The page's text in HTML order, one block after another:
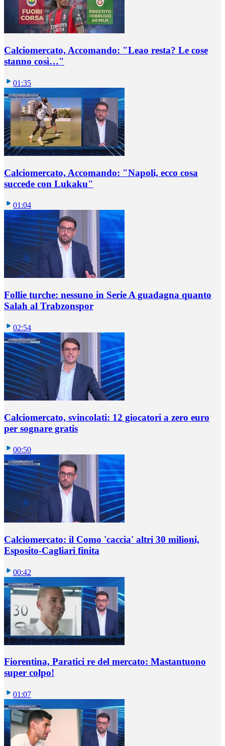
Calciomercato, Accomando: "Leao resta? Le cose
stanno così…"
01:35
Calciomercato, Accomando: "Napoli, ecco cosa
succede con Lukaku"
01:04
Follie turche: nessuno in Serie A guadagna quanto
Salah al Trabzonspor
02:54
Calciomercato, svincolati: 12 giocatori a zero euro
per sognare gratis
00:50
Calciomercato: il Como 'caccia' altri 30 milioni,
Esposito-Cagliari finita
00:42
Fiorentina, Paratici re del mercato: Mastantuono
super colpo!
01:07